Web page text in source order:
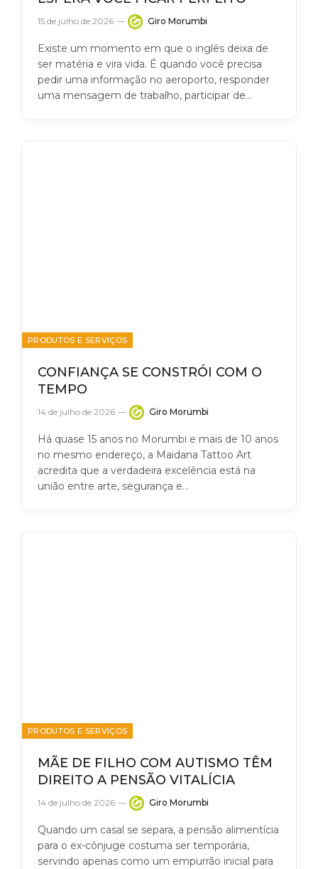
15 de julho de 2026 Giro Morumbi
Existe um momento em que o inglês deixa de
ser matéria e vira vida. É quando você precisa
pedir uma informação no aeroporto, responder
uma mensagem de trabalho, participar de…
PRODUTOS E SERVIÇOS
CONFIANÇA SE CONSTRÓI COM O
TEMPO
14 de julho de 2026 Giro Morumbi
Há quase 15 anos no Morumbi e mais de 10 anos
no mesmo endereço, a Maidana Tattoo Art
acredita que a verdadeira excelência está na
união entre arte, segurança e…
PRODUTOS E SERVIÇOS
MÃE DE FILHO COM AUTISMO TÊM
DIREITO A PENSÃO VITALÍCIA
14 de julho de 2026 Giro Morumbi
Quando um casal se separa, a pensão alimentícia
para o ex-cônjuge costuma ser temporária,
servindo apenas como um empurrão inicial para